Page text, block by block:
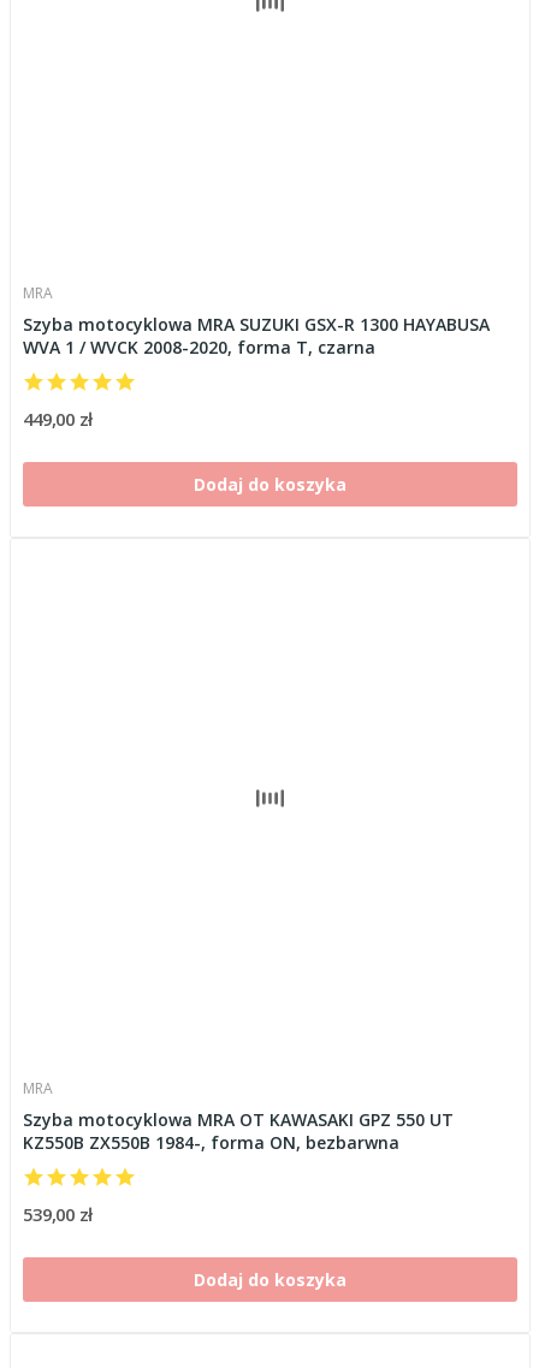
MRA
Szyba motocyklowa MRA SUZUKI GSX-R 1300 HAYABUSA
WVA 1 / WVCK 2008-2020, forma T, czarna
449,00 zł
Dodaj do koszyka
MRA
Szyba motocyklowa MRA OT KAWASAKI GPZ 550 UT
KZ550B ZX550B 1984-, forma ON, bezbarwna
539,00 zł
Dodaj do koszyka